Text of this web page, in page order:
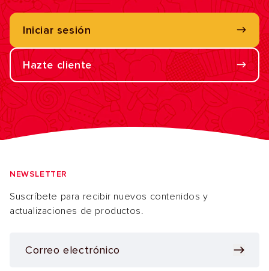
Iniciar sesión
Hazte cliente
NEWSLETTER
Suscríbete para recibir nuevos contenidos y
actualizaciones de productos.